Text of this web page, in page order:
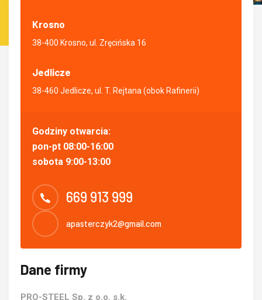
Krosno
38-400 Krosno, ul. Zręcińska 16
Jedlicze
38-460 Jedlicze, ul. T. Rejtana (obok Rafinerii)
Godziny otwarcia:
pon-pt 08:00-16:00
sobota 9:00-13:00
669 913 999
apasterczyk2@gmail.com
Dane firmy
PRO-STEEL Sp. z o.o. s.k.